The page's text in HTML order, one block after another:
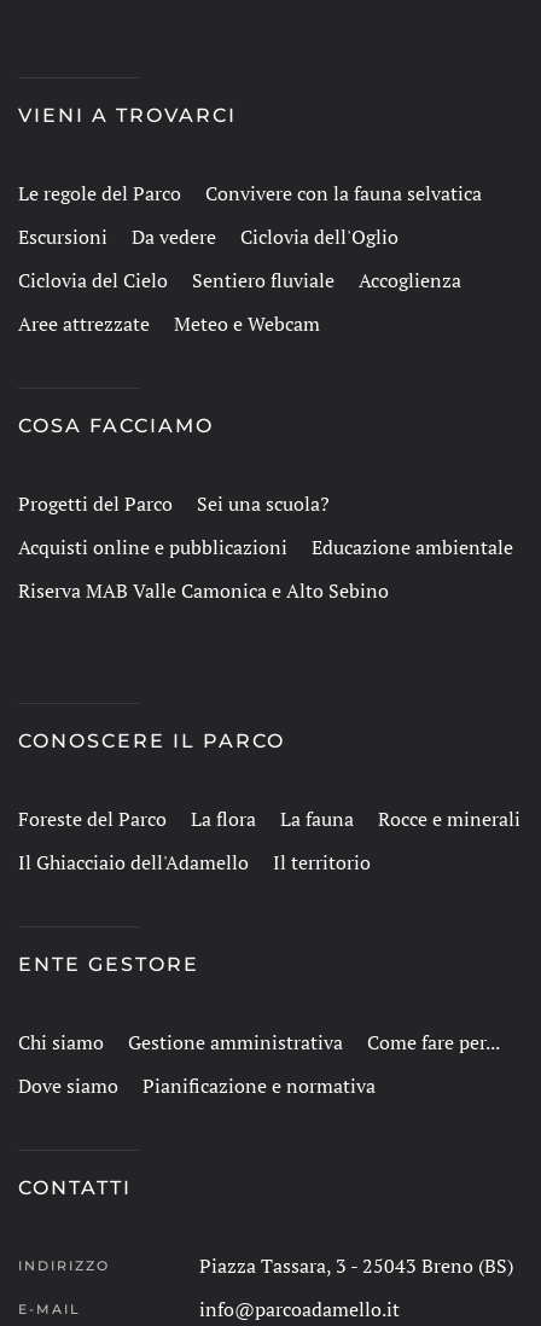
VIENI A TROVARCI
Le regole del Parco
Convivere con la fauna selvatica
Escursioni
Da vedere
Ciclovia dell'Oglio
Ciclovia del Cielo
Sentiero fluviale
Accoglienza
Aree attrezzate
Meteo e Webcam
COSA FACCIAMO
Progetti del Parco
Sei una scuola?
Acquisti online e pubblicazioni
Educazione ambientale
Riserva MAB Valle Camonica e Alto Sebino
CONOSCERE IL PARCO
Foreste del Parco La flora La fauna
Rocce e minerali
Il Ghiacciaio dell'Adamello
Il territorio
ENTE GESTORE
Chi siamo Gestione amministrativa
Come fare per...
Dove siamo
Pianificazione e normativa
CONTATTI
INDIRIZZO Piazza Tassara, 3 - 25043 Breno (BS)
E-MAIL info@parcoadamello.it